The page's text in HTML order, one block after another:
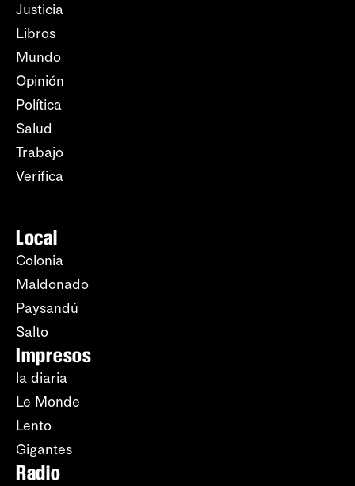
Justicia
Libros
Mundo
Opinión
Política
Salud
Trabajo
Verifica
Local
Colonia
Maldonado
Paysandú
Salto
Impresos
la diaria
Le Monde
Lento
Gigantes
Radio